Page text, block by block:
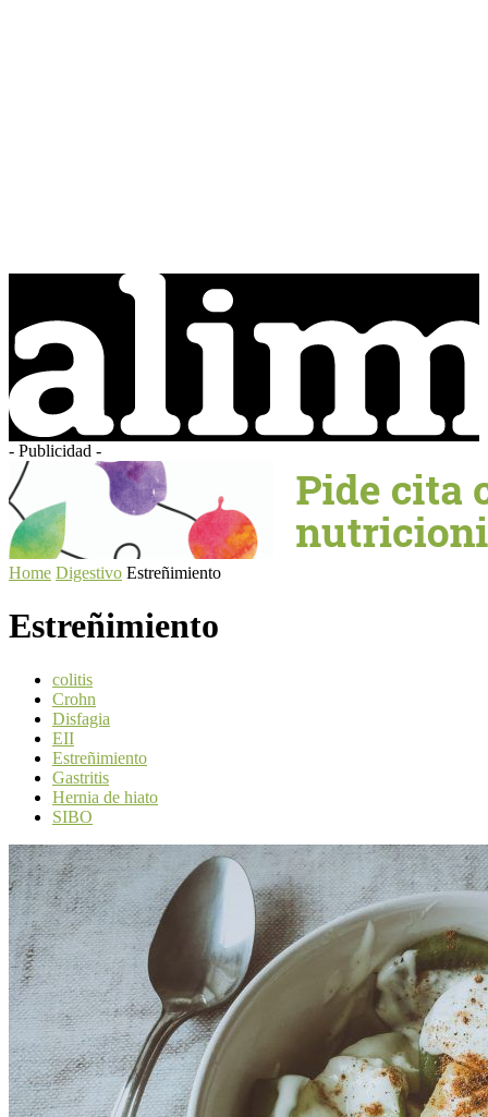
- Publicidad -
Home Digestivo Estreñimiento
Estreñimiento
colitis
Crohn
Disfagia
EII
Estreñimiento
Gastritis
Hernia de hiato
SIBO